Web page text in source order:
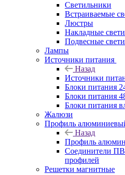
Светильники
Встраиваемые
Люстры
Накладные
Подвесные
Лампы
Источники питания
Назад
Источники
Блоки питания
Блоки питания
Блоки питания
Жалюзи
Профиль
Назад
Профиль
Соединители
профилей
Решетки магнитные